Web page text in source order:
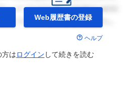
Web履歴書の登録
ヘルプ
方はログイン して続きを読む